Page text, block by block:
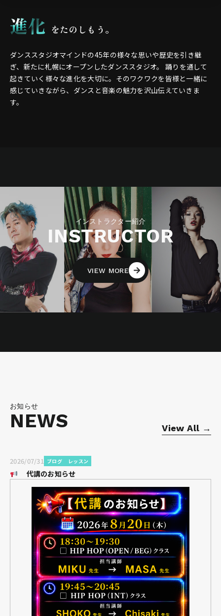
進化 をたのしもう。
ダンススタジオマインドの45年の様々な思いや歴史を引き継
ぎ、新たに札幌にオープンしたダンススタジオ。
踊りを通して
起きていく様々な進化を大切に。そのワクワクを皆様と一緒に
感じていきながら、ダンスと音楽の魅力を沢山伝えていきま
す。
インストラクター紹介
INSTRUCTOR
VIEW MORE
お知らせ
NEWS View All →
2026/07/31 ブログ レッスン
代講のお知らせ